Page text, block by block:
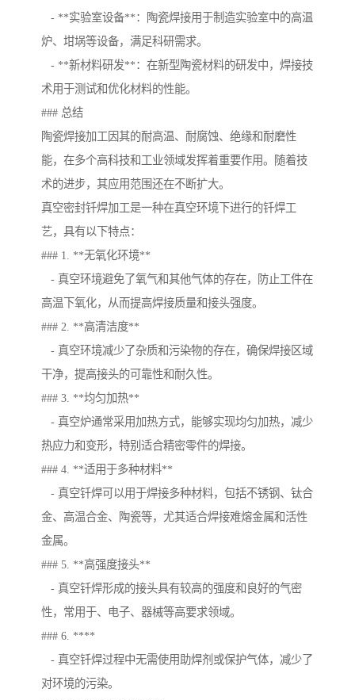
- **实验室设备**：陶瓷焊接用于制造实验室中的高温
炉、坩埚等设备，满足科研需求。
- **新材料研发**：在新型陶瓷材料的研发中，焊接技
术用于测试和优化材料的性能。
### 总结
陶瓷焊接加工因其的耐高温、耐腐蚀、绝缘和耐磨性
能，在多个高科技和工业领域发挥着重要作用。随着技
术的进步，其应用范围还在不断扩大。
真空密封钎焊加工是一种在真空环境下进行的钎焊工
艺，具有以下特点：
### 1. **无氧化环境**
- 真空环境避免了氧气和其他气体的存在，防止工件在
高温下氧化，从而提高焊接质量和接头强度。
### 2. **高清洁度**
- 真空环境减少了杂质和污染物的存在，确保焊接区域
干净，提高接头的可靠性和耐久性。
### 3. **均匀加热**
- 真空炉通常采用加热方式，能够实现均匀加热，减少
热应力和变形，特别适合精密零件的焊接。
### 4. **适用于多种材料**
- 真空钎焊可以用于焊接多种材料，包括不锈钢、钛合
金、高温合金、陶瓷等，尤其适合焊接难熔金属和活性
金属。
### 5. **高强度接头**
- 真空钎焊形成的接头具有较高的强度和良好的气密
性，常用于、电子、器械等高要求领域。
### 6. ****
- 真空钎焊过程中无需使用助焊剂或保护气体，减少了
对环境的污染。